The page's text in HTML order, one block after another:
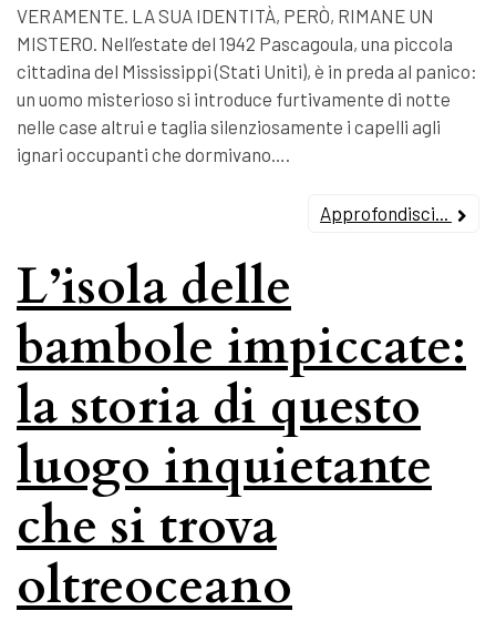
VERAMENTE. LA SUA IDENTITÀ, PERÒ, RIMANE UN
MISTERO. Nell’estate del 1942 Pascagoula, una piccola
cittadina del Mississippi (Stati Uniti), è in preda al panico:
un uomo misterioso si introduce furtivamente di notte
nelle case altrui e taglia silenziosamente i capelli agli
ignari occupanti che dormivano….
Approfondisci...
L’isola delle
bambole impiccate:
la storia di questo
luogo inquietante
che si trova
oltreoceano